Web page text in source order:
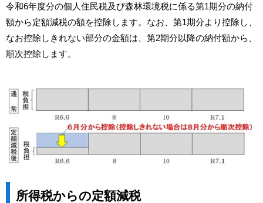
令和6年度分の個人住民税及び森林環境税に係る第1期分の納付
額から定額減税の額を控除します。なお、第1期分より控除し、
なお控除しきれない部分の金額は、第2期分以降の納付額から、
順次控除します。
所得税からの定額減税